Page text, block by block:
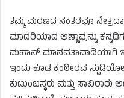
ತಮ್ಮ ಮರಣದ ನಂತರವೂ
ಮಾದರಿಯಾದ ಅಣ್ಣಾವ್ರನ್ನು
ಮಹಾನ್ ಮಾನವತಾವಾದಿಯಾಗಿ
ಇಂದು ಕೂಡ ಕಂಠೀರವ
ಕುಟುಂಬಸ್ಥರು ಮತ್ತು